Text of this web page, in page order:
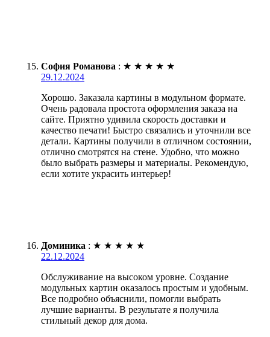
София Романова : ★ ★ ★ ★ ★
29.12.2024
Хорошо. Заказала картины в модульном формате.
Очень радовала простота оформления заказа на
сайте. Приятно удивила скорость доставки и
качество печати! Быстро связались и уточнили все
детали. Картины получили в отличном состоянии,
отлично смотрятся на стене. Удобно, что можно
было выбрать размеры и материалы. Рекомендую,
если хотите украсить интерьер!
Доминика : ★ ★ ★ ★ ★
22.12.2024
Обслуживание на высоком уровне. Создание
модульных картин оказалось простым и удобным.
Все подробно объяснили, помогли выбрать
лучшие варианты. В результате я получила
стильный декор для дома.